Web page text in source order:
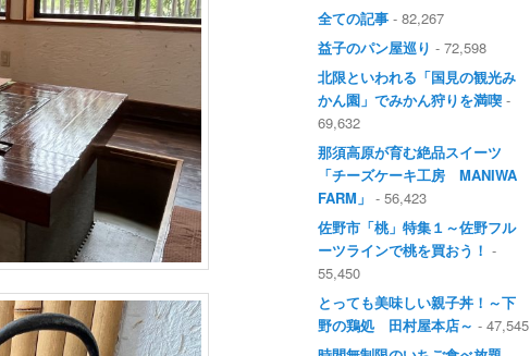
全ての記事 - 82,267
益子のパン屋巡り - 72,598
北限といわれる「国見の観光み
かん園」でみかん狩りを満喫 -
69,632
那須高原が育む絶品スイーツ
「チーズケーキ工房 MANIWA
FARM」 - 56,423
佐野市「桃」特集１～佐野フル
ーツラインで桃を買おう！ -
55,450
とっても美味しい親子丼！～下
野の鶏処 田村屋本店～ - 47,545